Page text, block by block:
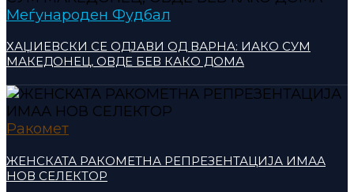
Меѓународен Фудбал
ХАЏИЕВСКИ СЕ ОДЈАВИ ОД ВАРНА: ИАКО СУМ
МАКЕДОНЕЦ, ОВДЕ БЕВ КАКО ДОМА
Ракомет
ЖЕНСКАТА РАКОМЕТНА РЕПРЕЗЕНТАЦИЈА ИМАА
НОВ СЕЛЕКТОР